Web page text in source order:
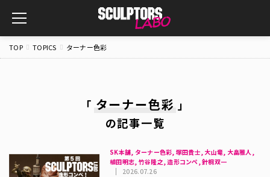
toggle
navigation
TOP TOPICS ターナー色彩
「 ターナー色彩 」
の記事一覧
SK本舗, ターナー色彩, 塚田貴士, 大山竜, 大畠雅人,
植田明志, 竹谷隆之, 造形コンペ, 針桐双一
2026.07.26